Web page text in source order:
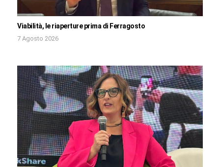
Viabilità, le riaperture prima di Ferragosto
7 Agosto 2026